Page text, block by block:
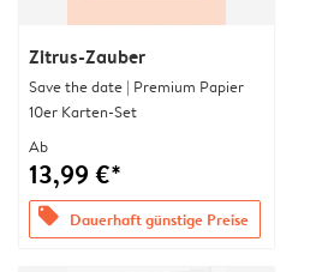
Zitrus-Zauber
Save the date | Premium Papier
10er Karten-Set
Ab
13,99 €*
offers Dauerhaft günstige Preise